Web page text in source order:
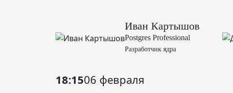
Иван Картышов
Postgres Professional
Разработчик ядра
18:1506 февраля